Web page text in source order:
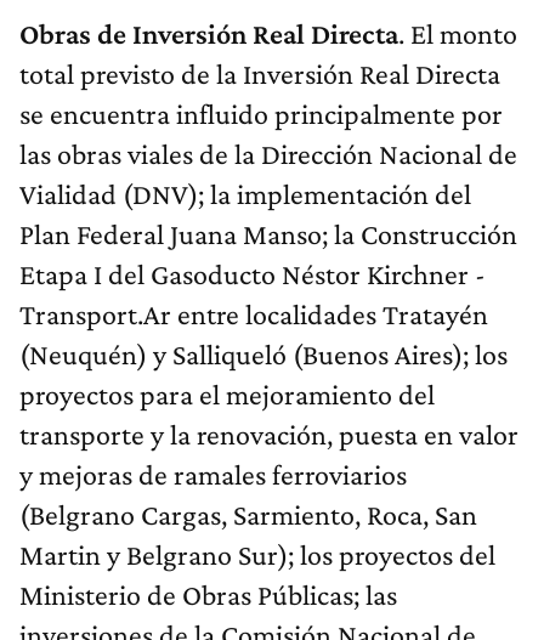
Obras de Inversión Real Directa. El monto
total previsto de la Inversión Real Directa
se encuentra influido principalmente por
las obras viales de la Dirección Nacional de
Vialidad (DNV); la implementación del
Plan Federal Juana Manso; la Construcción
Etapa I del Gasoducto Néstor Kirchner -
Transport.Ar entre localidades Tratayén
(Neuquén) y Salliqueló (Buenos Aires); los
proyectos para el mejoramiento del
transporte y la renovación, puesta en valor
y mejoras de ramales ferroviarios
(Belgrano Cargas, Sarmiento, Roca, San
Martin y Belgrano Sur); los proyectos del
Ministerio de Obras Públicas; las